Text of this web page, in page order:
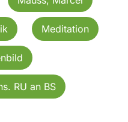
Meditation
RU an BS